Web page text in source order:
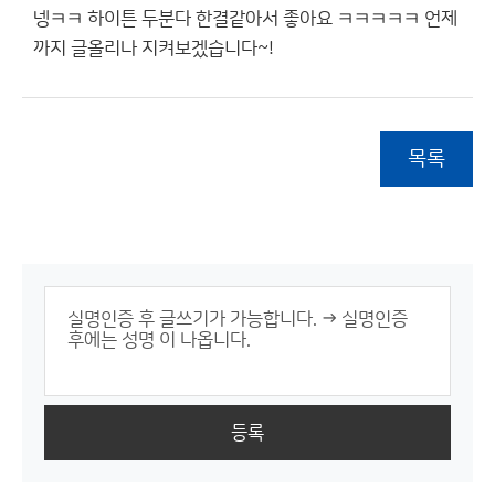
넹ㅋㅋ 하이튼 두분다 한결같아서 좋아요 ㅋㅋㅋㅋㅋ 언제
까지 글올리나 지켜보겠습니다~!
목록
등록